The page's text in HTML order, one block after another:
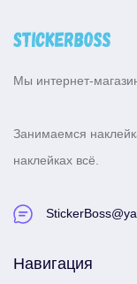
Мы интернет-
Занимаемся
наклейках всё.
Навигация